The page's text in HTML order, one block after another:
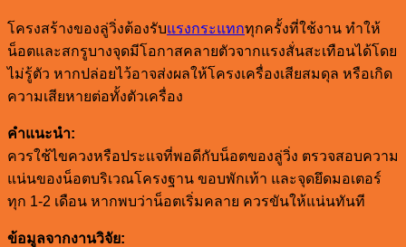
โครงสร้างของลู่วิ่งต้องรับแรงกระแทกทุกครั้งที่ใช้งาน ทำให้
น็อตและสกรูบางจุดมีโอกาสคลายตัวจากแรงสั่นสะเทือนได้โดย
ไม่รู้ตัว หากปล่อยไว้อาจส่งผลให้โครงเครื่องเสียสมดุล หรือเกิด
ความเสียหายต่อทั้งตัวเครื่อง
คำแนะนำ:
ควรใช้ไขควงหรือประแจที่พอดีกับน็อตของลู่วิ่ง ตรวจสอบความ
แน่นของน็อตบริเวณโครงฐาน ขอบพักเท้า และจุดยึดมอเตอร์
ทุก 1-2 เดือน หากพบว่าน็อตเริ่มคลาย ควรขันให้แน่นทันที
ข้อมูลจากงานวิจัย: